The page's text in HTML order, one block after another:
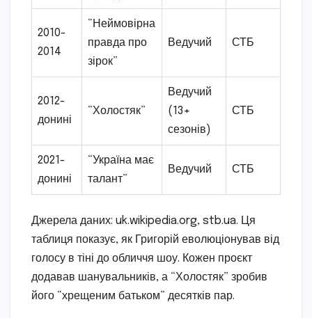
2010-
2014
“Неймовірна
правда про
зірок”
Ведучий СТБ
2012-
донині
“Холостяк”
Ведучий
(13+
сезонів)
СТБ
2021-
донині
“Україна має
талант”
Ведучий СТБ
Джерела даних: uk.wikipedia.org, stb.ua. Ця
таблиця показує, як Григорій еволюціонував від
голосу в тіні до обличчя шоу. Кожен проєкт
додавав шанувальників, а “Холостяк” зробив
його “хрещеним батьком” десятків пар.